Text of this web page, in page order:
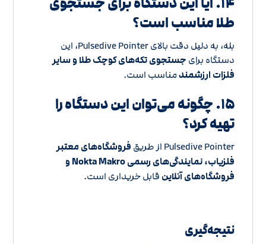
طلا مناسب است؟
بله، به دلیل دقت بالای Pulsedive Pointer، این
دستگاه برای جستجوی تکه‌های کوچک طلا و سایر
فلزات ارزشمندمناسب است.
۱۵. چگونه می‌توان این دستگاه را
تهیه کرد؟
Pulsedive Pointer از طریق
فروشگاه‌های معتبر
فلزیاب، نمایندگی‌های رسمی Nokta Makro و
فروشگاه‌های آنلاین قابل خریداری است.
نتیجه‌گیری